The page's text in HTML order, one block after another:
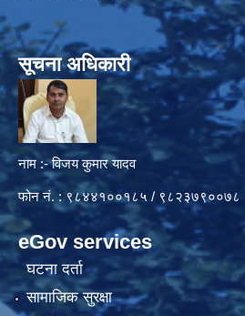
सूचना अधिकारी
नाम :- विजय कुमार यादव
फोन नं. : ९८४४१००१८५ / ९८२३७९००७८
eGov services
घटना दर्ता
सामाजिक सुरक्षा